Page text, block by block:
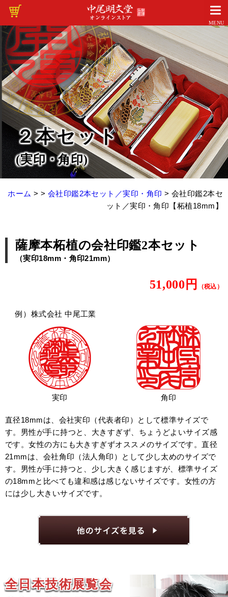
MENU
２本セット
(実印・角印)
ホーム > > 会社印鑑2本セット／実印・角印 > 会社印鑑2本セ
ット／実印・角印【柘植18mm】
薩摩本柘植の会社印鑑2本セット
（実印18mm・角印21mm）
51,000円 （税込）
例）株式会社 中尾工業
実印 角印
直径18mmは、会社実印（代表者印）として標準サイズで
す。男性が手に持つと、大きすぎず、ちょうどよいサイズ感
です。女性の方にも大きすぎずオススメのサイズです。直径
21mmは、会社角印（法人角印）として少し太めのサイズで
す。男性が手に持つと、少し大きく感じますが、標準サイズ
の18mmと比べても違和感は感じないサイズです。女性の方
には少し大きいサイズです。
全日本技術展覧会